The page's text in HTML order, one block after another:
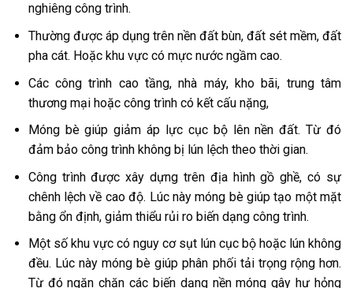
nghiêng công trình.
Thường được áp dụng trên nền đất bùn, đất sét mềm, đất
pha cát. Hoặc khu vực có mực nước ngầm cao.
Các công trình cao tầng, nhà máy, kho bãi, trung tâm
thương mại hoặc công trình có kết cấu nặng,
Móng bè giúp giảm áp lực cục bộ lên nền đất. Từ đó
đảm bảo công trình không bị lún lệch theo thời gian.
Công trình được xây dựng trên địa hình gồ ghề, có sự
chênh lệch về cao độ. Lúc này móng bè giúp tạo một mặt
bằng ổn định, giảm thiểu rủi ro biến dạng công trình.
Một số khu vực có nguy cơ sụt lún cục bộ hoặc lún không
đều. Lúc này móng bè giúp phân phối tải trọng rộng hơn.
Từ đó ngăn chặn các biến dạng nền móng gây hư hỏng